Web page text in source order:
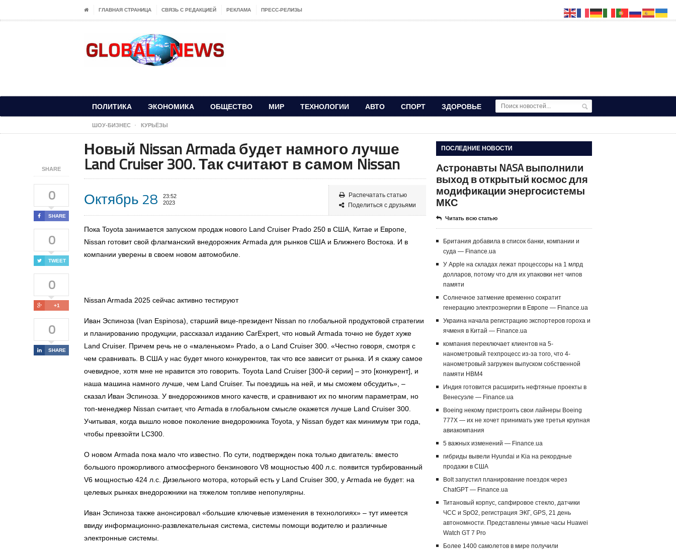
ГЛАВНАЯ СТРАНИЦА СВЯЗЬ С РЕДАКЦИЕЙ РЕКЛАМА ПРЕСС-РЕЛИЗЫ
ПОЛИТИКА ЭКОНОМИКА ОБЩЕСТВО МИР ТЕХНОЛОГИИ АВТО СПОРТ ЗДОРОВЬЕ
ШОУ-БИЗНЕС КУРЬЁЗЫ
SHARE
0
SHARE
0
TWEET
0
+1
0
SHARE
Новый Nissan Armada будет намного лучше
Land Cruiser 300. Так считают в самом Nissan
Октябрь 28
23:52
2023
Распечатать статью
Поделиться с друзьями
Пока Toyota занимается запуском продаж нового Land Cruiser Prado 250 в США, Китае и Европе,
Nissan готовит свой флагманский внедорожник Armada для рынков США и Ближнего Востока. И в
компании уверены в своем новом автомобиле.
Nissan Armada 2025 сейчас активно тестируют
Иван Эспиноза (Ivan Espinosa), старший вице-президент Nissan по глобальной продуктовой стратегии
и планированию продукции, рассказал изданию CarExpert, что новый Armada точно не будет хуже
Land Cruiser. Причем речь не о «маленьком» Prado, а о Land Cruiser 300. «Честно говоря, смотря с
чем сравнивать. В США у нас будет много конкурентов, так что все зависит от рынка. И я скажу самое
очевидное, хотя мне не нравится это говорить. Toyota Land Cruiser [300-й серии] – это [конкурент], и
наша машина намного лучше, чем Land Cruiser. Ты поездишь на ней, и мы сможем обсудить», –
сказал Иван Эспиноза. У внедорожников много качеств, и сравнивают их по многим параметрам, но
топ-менеджер Nissan считает, что Armada в глобальном смысле окажется лучше Land Cruiser 300.
Учитывая, когда вышло новое поколение внедорожника Toyota, у Nissan будет как минимум три года,
чтобы превзойти LC300.
О новом Armada пока мало что известно. По сути, подтвержден пока только двигатель: вместо
большого прожорливого атмосферного бензинового V8 мощностью 400 л.с. появится турбированный
V6 мощностью 424 л.с. Дизельного мотора, который есть у Land Cruiser 300, у Armada не будет: на
целевых рынках внедорожники на тяжелом топливе непопулярны.
Иван Эспиноза также анонсировал «большие ключевые изменения в технологиях» – тут имеется
ввиду информационно-развлекательная система, системы помощи водителю и различные
электронные системы.
ПОСЛЕДНИЕ НОВОСТИ
Астронавты NASA выполнили
выход в открытый космос для
модификации энергосистемы
МКС
Читать всю статью
Британия добавила в список банки, компании и
суда — Finance.ua
У Apple на складах лежат процессоры на 1 млрд
долларов, потому что для их упаковки нет чипов
памяти
Солнечное затмение временно сократит
генерацию электроэнергии в Европе — Finance.ua
Украина начала регистрацию экспортеров гороха и
ячменя в Китай — Finance.ua
компания переключает клиентов на 5-
нанометровый техпроцесс из-за того, что 4-
нанометровый загружен выпуском собственной
памяти HBM4
Индия готовится расширить нефтяные проекты в
Венесуэле — Finance.ua
Boeing некому пристроить свои лайнеры Boeing
777X — их не хочет принимать уже третья крупная
авиакомпания
5 важных изменений — Finance.ua
гибриды вывели Hyundai и Kia на рекордные
продажи в США
Bolt запустил планирование поездок через
ChatGPT — Finance.ua
Титановый корпус, сапфировое стекло, датчики
ЧСС и SpO2, регистрация ЭКГ, GPS, 21 день
автономности. Представлены умные часы Huawei
Watch GT 7 Pro
Более 1400 самолетов в мире получили